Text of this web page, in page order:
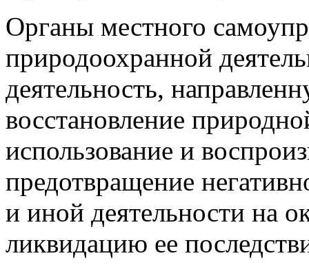
Органы местного
природоохранной
деятельность,
восстановление
использование и
предотвращение
и иной деятельности на
ликвидацию ее